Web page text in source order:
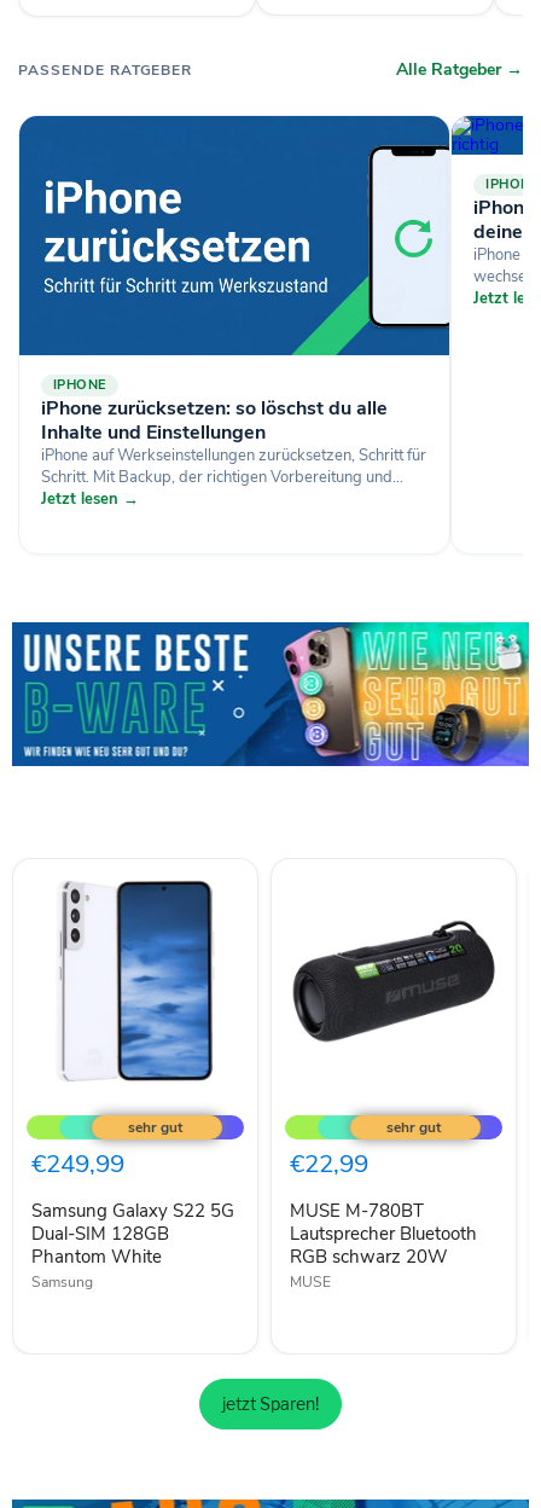
PASSENDE RATGEBER Alle Ratgeber →
IPHONE
iPhone zurücksetzen: so löschst du alle
Inhalte und Einstellungen
iPhone auf Werkseinstellungen zurücksetzen, Schritt für
Schritt. Mit Backup, der richtigen Vorbereitung und...
Jetzt lesen →
IPHONE
deine
iPhone
Jetzt
Galaxy
S22
5G
Dual-
128GB
Phantom
White
€249,99
Samsung Galaxy S22 5G
Dual-SIM 128GB
Phantom White
Samsung
M-
780BT
Lautsprecher
Bluetooth
schwarz
20W
€22,99
MUSE M-780BT
Lautsprecher Bluetooth
RGB schwarz 20W
MUSE
jetzt Sparen!